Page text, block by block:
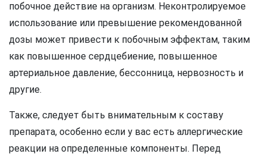
побочное действие на организм. Неконтролируемое
использование или превышение рекомендованной
дозы может привести к побочным эффектам, таким
как повышенное сердцебиение, повышенное
артериальное давление, бессонница, нервозность и
другие.
Также, следует быть внимательным к составу
препарата, особенно если у вас есть аллергические
реакции на определенные компоненты. Перед